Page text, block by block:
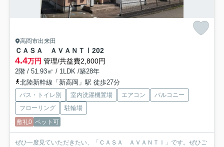
高岡市出来田
ＣＡＳＡ ＡＶＡＮＴⅠ 202
4.4万円 管理/共益費2,800円
2階 / 51.93㎡ / 1LDK /築28年
北陸新幹線「新高岡」駅 徒歩27分
バス・トイレ別 室内洗濯機置場 エアコン
バルコニー
フローリング
駐輪場
敷礼0 ペット可
ぜひ一度見ていただきたい、「ＣＡＳＡ ＡＶＡＮＴⅠ」です。ぜひご